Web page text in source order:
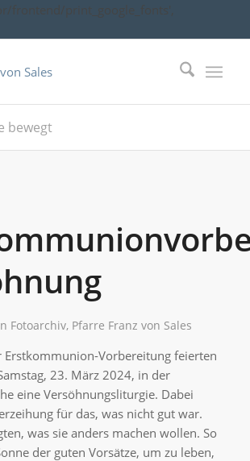
frontend/print_google_fonts',
bewegt
Fotoarchiv, Pfarre Franz von Sales
Erstkommunion-Vorbereitung feierten
23. März 2024, in der
eine Versöhnungsliturgie. Dabei
für das, was nicht gut war.
was sie anders machen wollen. So
der guten Vorsätze, um zu leben,